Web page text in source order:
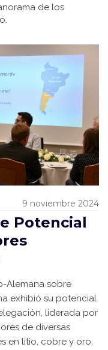
de los
9 noviembre 2024
Potencial
Alemana sobre
exhibió su potencial
liderada por
de diversas
en litio, cobre y oro.